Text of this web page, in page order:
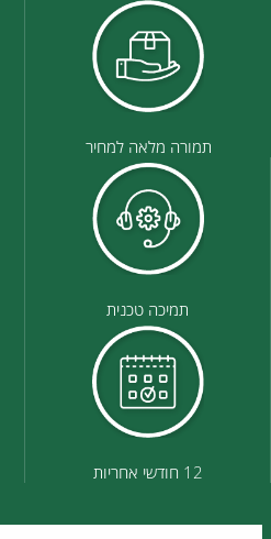
תמורה מלאה למחיר
תמיכה טכנית
12 חודשי אחריות